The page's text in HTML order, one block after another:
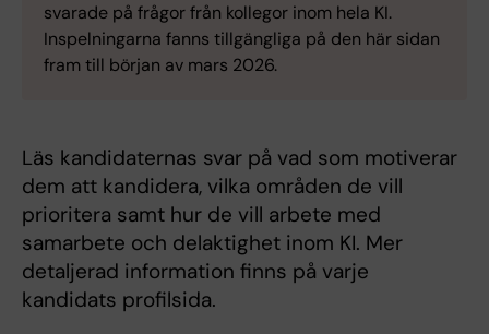
svarade på frågor från kollegor inom hela KI.
Inspelningarna fanns tillgängliga på den här sidan
fram till början av mars 2026.
Läs kandidaternas svar på vad som motiverar
dem att kandidera, vilka områden de vill
prioritera samt hur de vill arbete med
samarbete och delaktighet inom KI. Mer
detaljerad information finns på varje
kandidats profilsida.